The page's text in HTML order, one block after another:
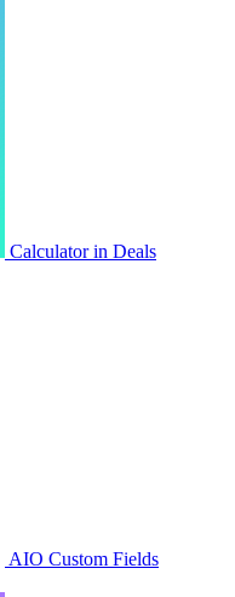
Calculator in Deals
AIO Custom Fields